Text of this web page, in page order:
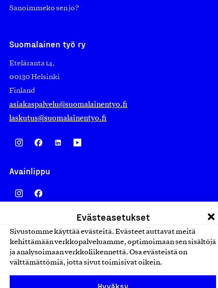
Evästeasetukset
Sivustomme käyttää evästeitä. Evästeet auttavat meitä
kehittämään verkkopalveluamme, optimoimaan sen sisältöjä
ja analysoimaan verkkoliikennettä. Osa evästeistä on
välttämättömiä, jotta sivut toimisivat oikein.
Hyväksy
Sanoimmeko sen jo?
Suomalainen työ ry
Eteläranta 14,
00130 Helsinki
Finland
asiakaspalvelu@suomalainentyo.fi
laskutus@suomalainentyo.fi
Avainlippu
Design From Finland